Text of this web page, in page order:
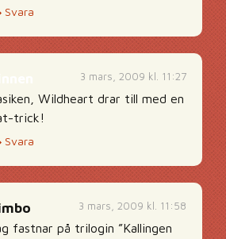
Svara
3 mars, 2009 kl. 11:27
Wildheart drar till med en
trick!
Svara
3 mars, 2009 kl. 11:58
fastnar på trilogin ”Kallingen